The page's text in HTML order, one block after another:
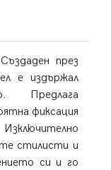
през
е издържал
Предлага
фиксация
стилисти и
си и го